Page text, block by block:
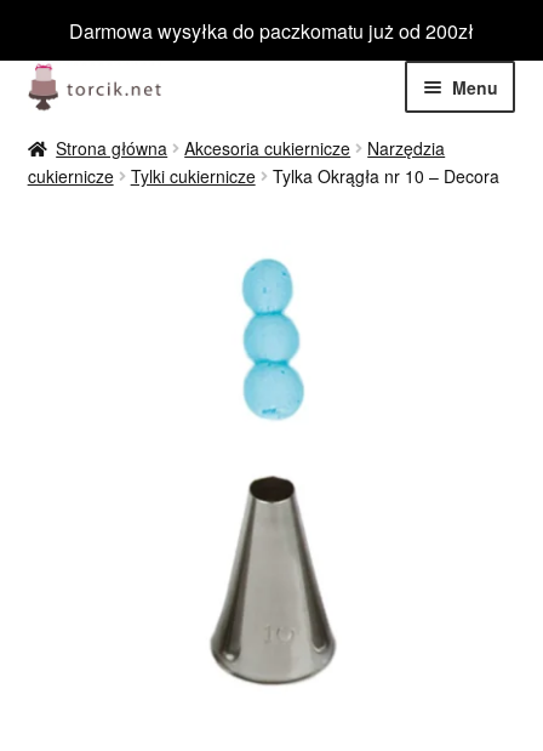
Darmowa wysyłka do paczkomatu już od 200zł
Przejdź
do
nawigacji
Przejdź
do
treści
Menu
Jadalne
menu
Ozdoby na tort weselny
Strona główna Akcesoria cukiernicze
Narzędzia
cukiernicze
Tylki cukiernicze Tylka Okrągła nr 10 – Decora